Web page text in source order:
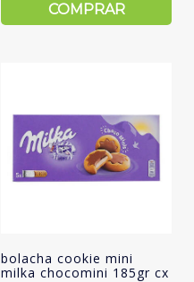
COMPRAR
bolacha cookie mini
milka chocomini 185gr cx